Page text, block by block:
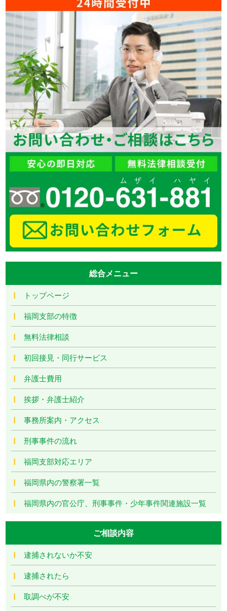
総合メニュー
トップページ
福岡支部の特徴
無料法律相談
初回接見・同行サービス
弁護士費用
挨拶・弁護士紹介
事務所案内・アクセス
刑事事件の流れ
福岡支部対応エリア
福岡県内の警察署一覧
福岡県内の官公庁、刑事事件・少年事件関連施設一覧
ご相談内容
逮捕されないか不安
逮捕されたら
取調べが不安